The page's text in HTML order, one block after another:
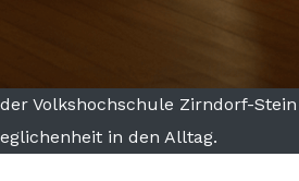
Volkshochschule Zirndorf-
in den Alltag.